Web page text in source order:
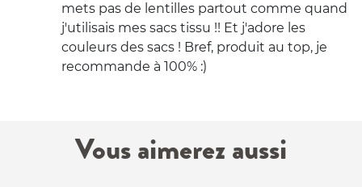
mets pas de lentilles partout comme quand
j'utilisais mes sacs tissu !! Et j'adore les
couleurs des sacs ! Bref, produit au top, je
recommande à 100% :)
Vous aimerez aussi